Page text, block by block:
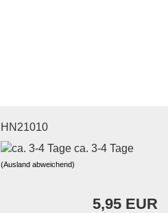
HN21010
ca. 3-4 Tage
(Ausland abweichend)
5,95 EUR